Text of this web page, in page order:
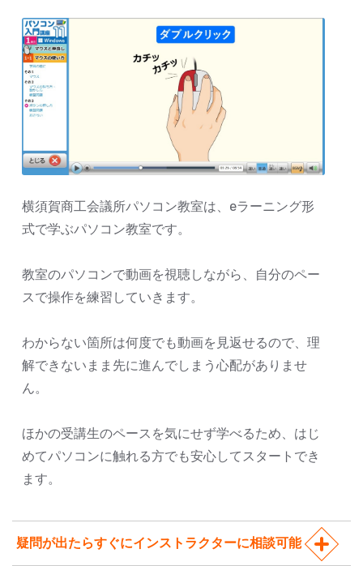
横須賀商工会議所パソコン教室は、eラーニング形
式で学ぶパソコン教室です。
教室のパソコンで動画を視聴しながら、自分のペー
スで操作を練習していきます。
わからない箇所は何度でも動画を見返せるので、理
解できないまま先に進んでしまう心配がありませ
ん。
ほかの受講生のペースを気にせず学べるため、はじ
めてパソコンに触れる方でも安心してスタートでき
ます。
疑問が出たらすぐにインストラクターに相談可能